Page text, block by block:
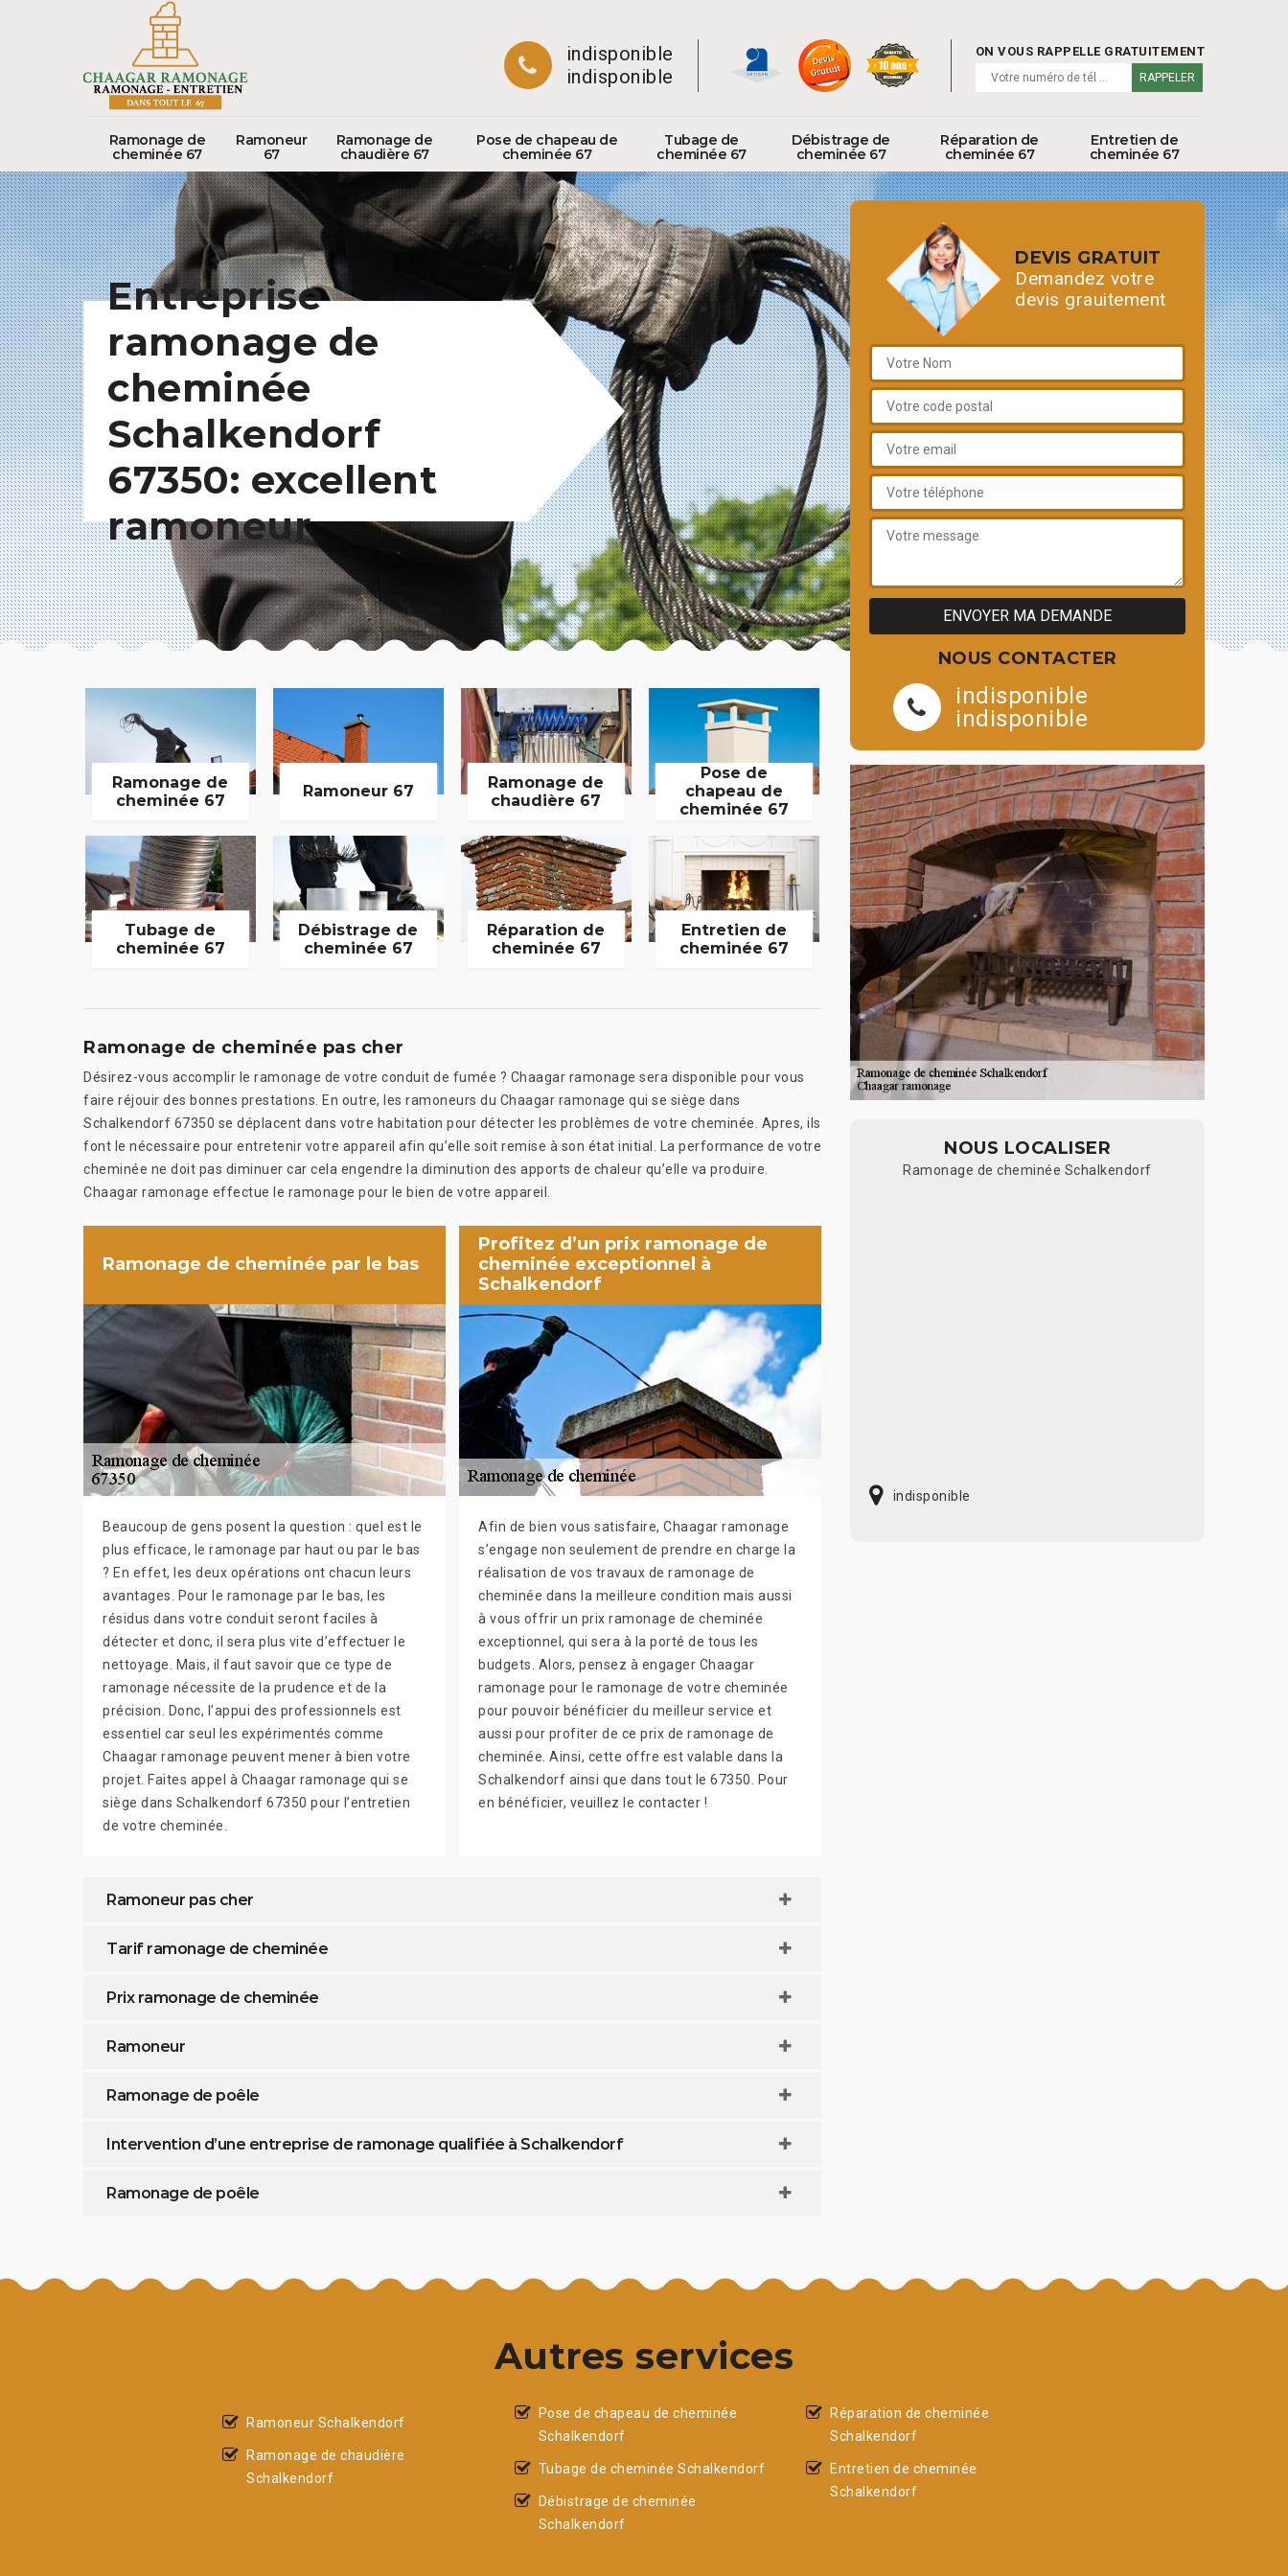
indisponible
indisponible
ON VOUS RAPPELLE GRATUITEMENT
Ramonage de
cheminée 67
Ramoneur
67
Ramonage de
chaudière 67
Pose de chapeau de
cheminée 67
Tubage de
cheminée 67
Débistrage de
cheminée 67
Réparation de
cheminée 67
Entretien de
cheminée 67
Entreprise
ramonage de
cheminée
Schalkendorf
67350: excellent
ramoneur
Ramonage de
cheminée 67
Ramoneur 67
Ramonage de
chaudière 67
Pose de
chapeau de
cheminée 67
Tubage de
cheminée 67
Débistrage de
cheminée 67
Réparation de
cheminée 67
Entretien de
cheminée 67
Ramonage de cheminée pas cher
Désirez-vous accomplir le ramonage de votre conduit de fumée ? Chaagar ramonage sera disponible pour vous
faire réjouir des bonnes prestations. En outre, les ramoneurs du Chaagar ramonage qui se siège dans
Schalkendorf 67350 se déplacent dans votre habitation pour détecter les problèmes de votre cheminée. Apres, ils
font le nécessaire pour entretenir votre appareil afin qu’elle soit remise à son état initial. La performance de votre
cheminée ne doit pas diminuer car cela engendre la diminution des apports de chaleur qu’elle va produire.
Chaagar ramonage effectue le ramonage pour le bien de votre appareil.
Ramonage de cheminée par le bas
Beaucoup de gens posent la question : quel est le
plus efficace, le ramonage par haut ou par le bas
? En effet, les deux opérations ont chacun leurs
avantages. Pour le ramonage par le bas, les
résidus dans votre conduit seront faciles à
détecter et donc, il sera plus vite d’effectuer le
nettoyage. Mais, il faut savoir que ce type de
ramonage nécessite de la prudence et de la
précision. Donc, l’appui des professionnels est
essentiel car seul les expérimentés comme
Chaagar ramonage peuvent mener à bien votre
projet. Faites appel à Chaagar ramonage qui se
siège dans Schalkendorf 67350 pour l’entretien
de votre cheminée.
Profitez d’un prix ramonage de
cheminée exceptionnel à
Schalkendorf
Afin de bien vous satisfaire, Chaagar ramonage
s’engage non seulement de prendre en charge la
réalisation de vos travaux de ramonage de
cheminée dans la meilleure condition mais aussi
à vous offrir un prix ramonage de cheminée
exceptionnel, qui sera à la porté de tous les
budgets. Alors, pensez à engager Chaagar
ramonage pour le ramonage de votre cheminée
pour pouvoir bénéficier du meilleur service et
aussi pour profiter de ce prix de ramonage de
cheminée. Ainsi, cette offre est valable dans la
Schalkendorf ainsi que dans tout le 67350. Pour
en bénéficier, veuillez le contacter !
Ramoneur pas cher
Tarif ramonage de cheminée
Prix ramonage de cheminée
Ramoneur
Ramonage de poêle
Intervention d’une entreprise de ramonage qualifiée à Schalkendorf
Ramonage de poêle
DEVIS GRATUIT
Demandez votre
devis grauitement
NOUS CONTACTER
indisponible
indisponible
NOUS LOCALISER
Ramonage de cheminée Schalkendorf
indisponible
Autres services
Ramoneur Schalkendorf
Ramonage de chaudière
Schalkendorf
Pose de chapeau de cheminée
Schalkendorf
Tubage de cheminée Schalkendorf
Débistrage de cheminée
Schalkendorf
Réparation de cheminée
Schalkendorf
Entretien de cheminée
Schalkendorf